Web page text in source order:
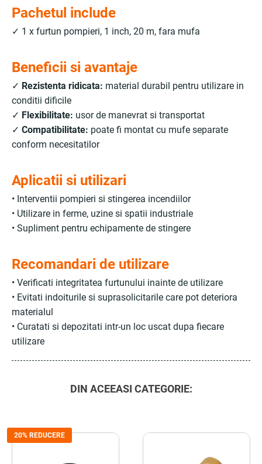
Pachetul include
✓ 1 x furtun pompieri, 1 inch, 20 m, fara mufa
Beneficii si avantaje
✓ Rezistenta ridicata: material durabil pentru utilizare in
conditii dificile
✓ Flexibilitate: usor de manevrat si transportat
✓ Compatibilitate: poate fi montat cu mufe separate
conform necesitatilor
Aplicatii si utilizari
• Interventii pompieri si stingerea incendiilor
• Utilizare in ferme, uzine si spatii industriale
• Supliment pentru echipamente de stingere
Recomandari de utilizare
• Verificati integritatea furtunului inainte de utilizare
• Evitati indoiturile si suprasolicitarile care pot deteriora
materialul
• Curatati si depozitati intr-un loc uscat dupa fiecare
utilizare
DIN ACEEASI CATEGORIE:
20% REDUCERE